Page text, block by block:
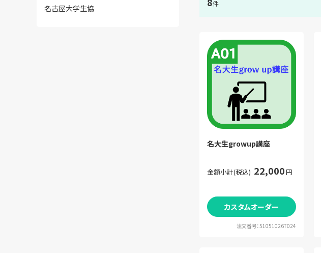
名古屋大学生協 件
名大生growup講座
金額小計(税込) 22,000円
カスタムオーダー
注文番号：51051026T024